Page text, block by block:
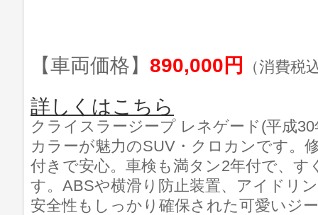
【車両価格】 890,000円 （消費税
詳しくはこちら
クライスラージープ レネゲード(平成
カラーが魅力のSUV・クロカンです。
付きで安心。車検も満タン2年付で、
す。ABSや横滑り防止装置、アイドリ
安全性もしっかり確保された可愛いジ